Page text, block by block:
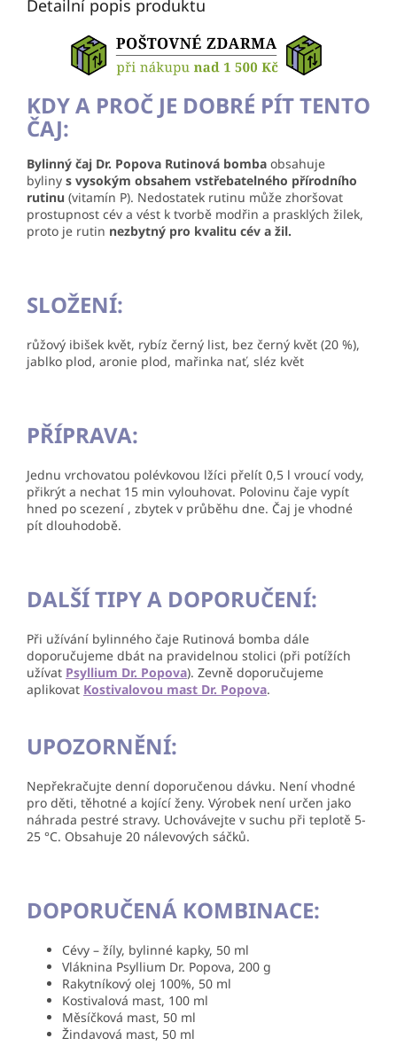
Detailní popis produktu
KDY A PROČ JE DOBRÉ PÍT TENTO
ČAJ:
Bylinný čaj Dr. Popova Rutinová bomba obsahuje
byliny s vysokým obsahem vstřebatelného přírodního
rutinu (vitamín P). Nedostatek rutinu může zhoršovat
prostupnost cév a vést k tvorbě modřin a prasklých žilek,
proto je rutin nezbytný pro kvalitu cév a žil.
SLOŽENÍ:
růžový ibišek květ, rybíz černý list, bez černý květ (20 %),
jablko plod, aronie plod, mařinka nať, sléz květ
PŘÍPRAVA:
Jednu vrchovatou polévkovou lžíci přelít 0,5 l vroucí vody,
přikrýt a nechat 15 min vylouhovat. Polovinu čaje vypít
hned po scezení , zbytek v průběhu dne. Čaj je vhodné
pít dlouhodobě.
DALŠÍ TIPY A DOPORUČENÍ:
Při užívání bylinného čaje Rutinová bomba dále
doporučujeme dbát na pravidelnou stolici (při potížích
užívat Psyllium Dr. Popova). Zevně doporučujeme
aplikovat Kostivalovou mast Dr. Popova.
UPOZORNĚNÍ:
Nepřekračujte denní doporučenou dávku. Není vhodné
pro děti, těhotné a kojící ženy. Výrobek není určen jako
náhrada pestré stravy. Uchovávejte v suchu při teplotě 5-
25 °C. Obsahuje 20 nálevových sáčků.
DOPORUČENÁ KOMBINACE:
Cévy – žíly, bylinné kapky, 50 ml
Vláknina Psyllium Dr. Popova, 200 g
Rakytníkový olej 100%, 50 ml
Kostivalová mast, 100 ml
Měsíčková mast, 50 ml
Žindavová mast, 50 ml